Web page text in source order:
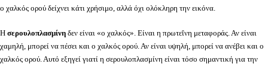
ο χαλκός ορού δείχνει κάτι χρήσιμο, αλλά όχι ολόκληρη την εικόνα.
Η σερουλοπλασμίνη δεν είναι «ο χαλκός». Είναι η πρωτεΐνη μεταφοράς. Αν είναι
χαμηλή, μπορεί να πέσει και ο χαλκός ορού. Αν είναι υψηλή, μπορεί να ανέβει και ο
χαλκός ορού. Αυτό εξηγεί γιατί η σερουλοπλασμίνη είναι τόσο σημαντική για την